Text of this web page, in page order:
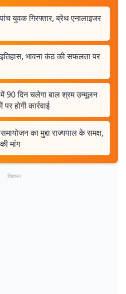
युवक गिरफ्तार, ब्रेथ एनालाइजर
भावना कंठ की सफलता पर
90 दिन चलेगा बाल श्रम उन्मूलन
होगी कार्रवाई
का मुद्दा राज्यपाल के समक्ष,
मांग
विज्ञापन